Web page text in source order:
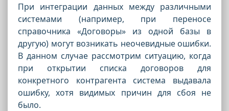
При интеграции данных между различными
системами (например, при переносе
справочника «Договоры» из одной базы в
другую) могут возникать неочевидные ошибки.
В данном случае рассмотрим ситуацию, когда
при открытии списка договоров для
конкретного контрагента система выдавала
ошибку, хотя видимых причин для сбоя не
было.